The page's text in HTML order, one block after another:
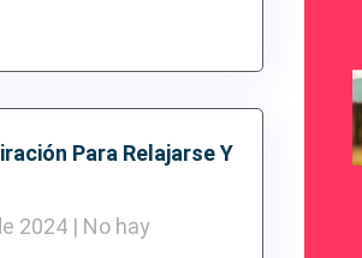
Para Relajarse Y
2024
No hay